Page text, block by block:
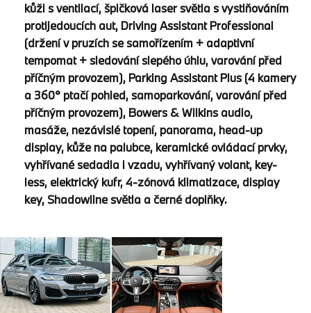
kůži s ventilací, špičková laser světla s vystiňováním
protijedoucích aut, Driving Assistant Professional
(držení v pruzích se samořízením + adaptivní
tempomat + sledování slepého úhlu, varování před
příčným provozem), Parking Assistant Plus (4 kamery
a 360° ptačí pohled, samoparkování, varování před
příčným provozem), Bowers & Wilkins audio,
masáže, nezávislé topení, panorama, head-up
display, kůže na palubce, keramické ovládací prvky,
vyhřívané sedadla i vzadu, vyhřívaný volant, key-
less, elektrický kufr, 4-zónová klimatizace, display
key, Shadowline světla a černé doplňky.